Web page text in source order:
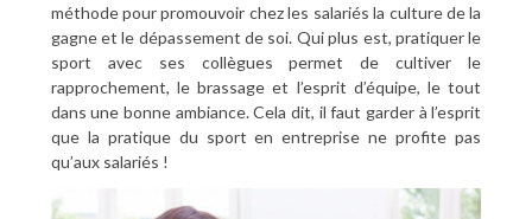
méthode pour promouvoir chez les salariés la culture de la
gagne et le dépassement de soi. Qui plus est, pratiquer le
sport avec ses collègues permet de cultiver le
rapprochement, le brassage et l’esprit d’équipe, le tout
dans une bonne ambiance. Cela dit, il faut garder à l’esprit
que la pratique du sport en entreprise ne profite pas
qu’aux salariés !